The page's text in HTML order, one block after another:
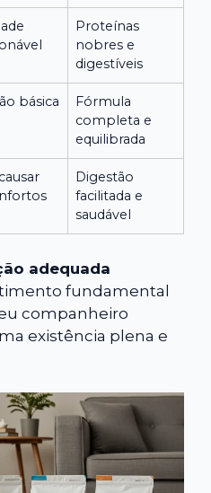
Proteínas
nobres e
digestíveis
básica
Fórmula
completa e
equilibrada
Digestão
facilitada e
saudável
adequada
fundamental
companheiro
existência plena e